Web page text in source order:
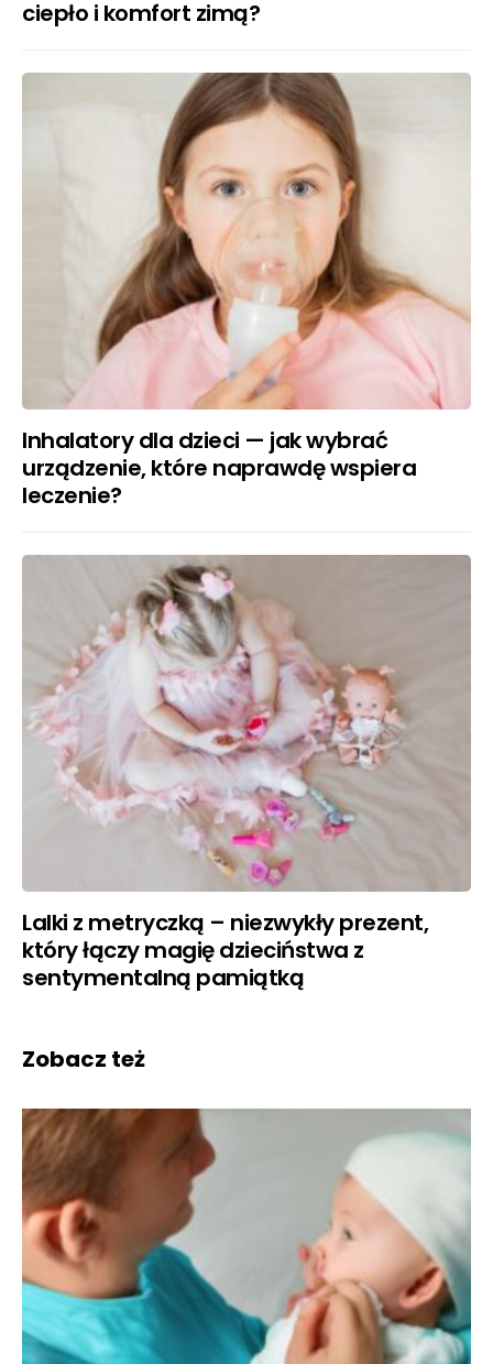
ciepło i komfort zimą?
Inhalatory dla dzieci — jak wybrać
urządzenie, które naprawdę wspiera
leczenie?
Lalki z metryczką – niezwykły prezent,
który łączy magię dzieciństwa z
sentymentalną pamiątką
Zobacz też